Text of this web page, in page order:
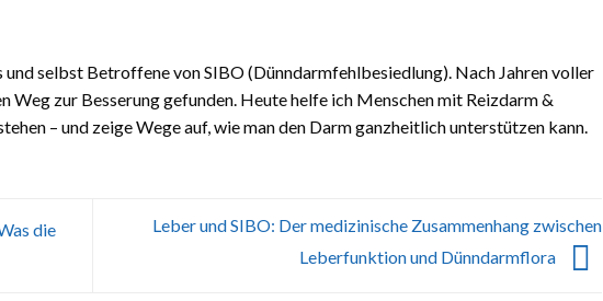
selbst Betroffene von SIBO (Dünndarmfehlbesiedlung). Nach Jahren voller
Weg zur Besserung gefunden. Heute helfe ich Menschen mit Reizdarm &
– und zeige Wege auf, wie man den Darm ganzheitlich unterstützen kann.
die
Leber und SIBO: Der medizinische Zusammenhang zwischen
Leberfunktion und Dünndarmflora